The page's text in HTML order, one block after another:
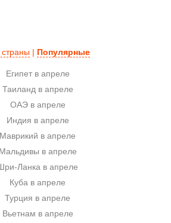
страны | Популярные
Египет в апреле
Таиланд в апреле
ОАЭ в апреле
Индия в апреле
Маврикий в апреле
Мальдивы в апреле
Ланка в апреле
Куба в апреле
Турция в апреле
Вьетнам в апреле